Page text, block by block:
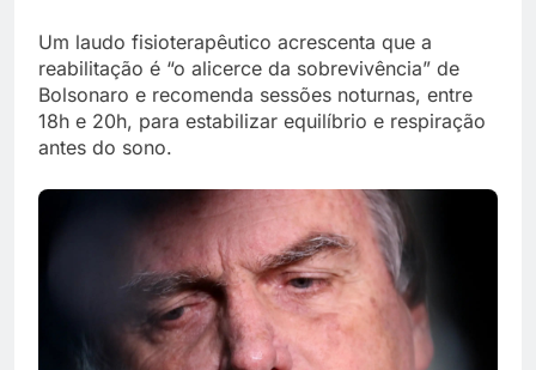
Um laudo fisioterapêutico acrescenta que a
reabilitação é “o alicerce da sobrevivência” de
Bolsonaro e recomenda sessões noturnas, entre
18h e 20h, para estabilizar equilíbrio e respiração
antes do sono.